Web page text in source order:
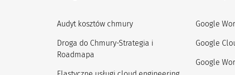
Audyt kosztów chmury
Droga do Chmury-Strategia i
Roadmapa
Google
Google
Google